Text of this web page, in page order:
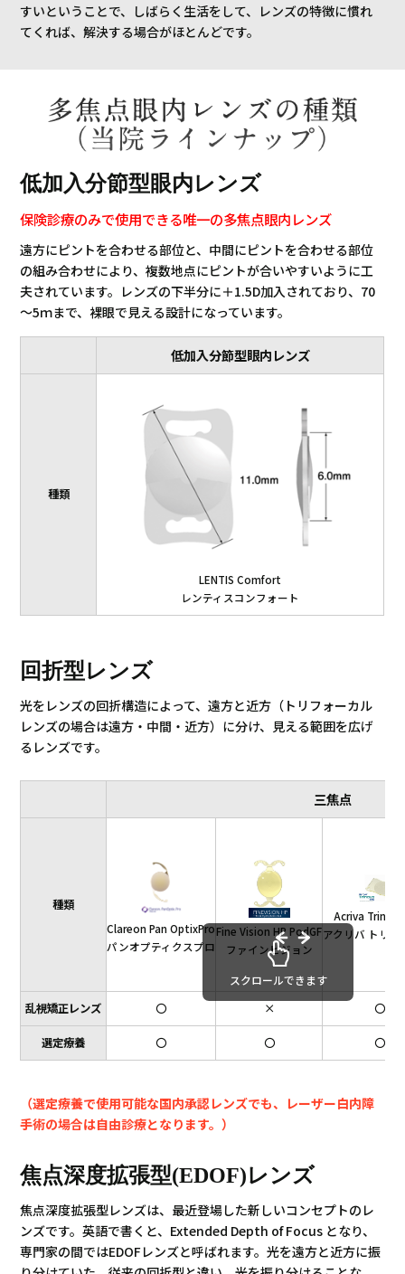
すいということで、しばらく生活をして、レンズの特徴に慣れ
てくれば、解決する場合がほとんどです。
低加入分節型眼内レンズ
保険診療のみで使用できる唯一の多焦点眼内レンズ
遠方にピントを合わせる部位と、中間にピントを合わせる部位
の組み合わせにより、複数地点にピントが合いやすいように工
夫されています。レンズの下半分に＋1.5D加入されており、70
～5ｍまで、裸眼で見える設計になっています。
低加入分節型眼内レンズ
種類
LENTIS Comfort
レンティスコンフォート
回折型レンズ
光をレンズの回折構造によって、遠方と近方（トリフォーカル
レンズの場合は遠方・中間・近方）に分け、見える範囲を広げ
るレンズです。
三焦点
種類
Clareon Pan OptixPro
パンオプティクスプロ
Fine Vision HP PodGF
ファインビジョン
Acriva
アクリバ トリノ
乱視矯正レンズ 〇 × 〇
選定療養 〇 〇 〇
スクロールできます
（選定療養で使用可能な国内承認レンズでも、レーザー白内障
手術の場合は自由診療となります。）
焦点深度拡張型(EDOF)レンズ
焦点深度拡張型レンズは、最近登場した新しいコンセプトのレ
ンズです。英語で書くと、Extended Depth of Focus となり、
専門家の間ではEDOFレンズと呼ばれます。光を遠方と近方に振